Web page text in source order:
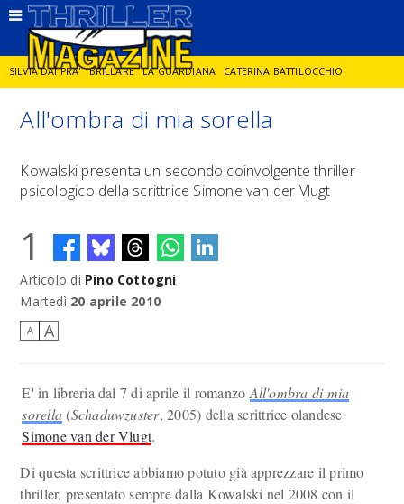
SILVIA DAI PRA' BRILLARE LA GUARDIANA CATERINA BATTILOCCHIO
JORGE DIAZ LA SPIA DELITTO IN CORNICE GIANCARLO DE CATALDO
DIEGO ZANDEL GLI ANNI DI PIETRA
All'ombra di mia sorella
Kowalski presenta un secondo coinvolgente thriller
psicologico della scrittrice Simone van der Vlugt
1
Articolo di Pino Cottogni
Martedì 20 aprile 2010
A A
E' in libreria dal 7 di aprile il romanzo All'ombra di mia
sorella(Schaduwzuster, 2005) della scrittrice olandese
Simone van der Vlugt.
Di questa scrittrice abbiamo potuto già apprezzare il primo
thriller, presentato sempre dalla Kowalski nel 2008 con il